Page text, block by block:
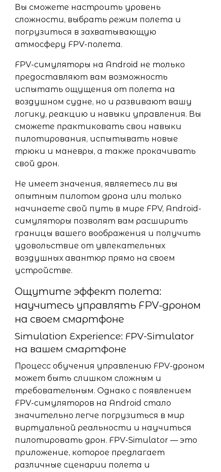
Вы сможете настроить уровень
сложности, выбрать режим полета и
погрузиться в захватывающую
атмосферу FPV-полета.
FPV-симуляторы на Android не только
предоставляют вам возможность
испытать ощущения от полета на
воздушном судне, но и развивают вашу
логику, реакцию и навыки управления. Вы
сможете практиковать свои навыки
пилотирования, испытывать новые
трюки и маневры, а также прокачивать
свой дрон.
Не имеет значения, являетесь ли вы
опытным пилотом дрона или только
начинаете свой путь в мире FPV, Android-
симуляторы позволят вам расширить
границы вашего воображения и получить
удовольствие от увлекательных
воздушных авантюр прямо на своем
устройстве.
Ощутите эффект полета:
научитесь управлять FPV-дроном
на своем смартфоне
Simulation Experience: FPV-Simulator
на вашем смартфоне
Процесс обучения управлению FPV-дроном
может быть слишком сложным и
требовательным. Однако с появлением
FPV-симуляторов на Android стало
значительно легче погрузиться в мир
виртуальной реальности и научиться
пилотировать дрон. FPV-Simulator — это
приложение, которое предлагает
различные сценарии полета и